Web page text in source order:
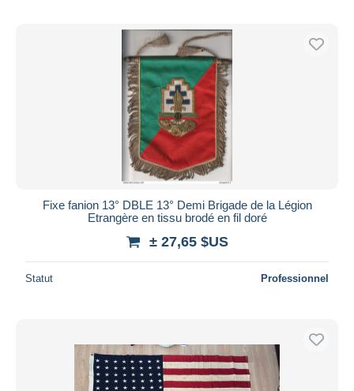
Fixe fanion 13° DBLE 13° Demi Brigade de la Légion
Etrangère en tissu brodé en fil doré
± 27,65 $US
Statut Professionnel